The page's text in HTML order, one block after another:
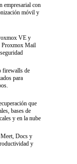
empresarial con
móvil y
VE y
Proxmox Mail
firewalls de
para
que
bases de
y en la nube
Docs y
y